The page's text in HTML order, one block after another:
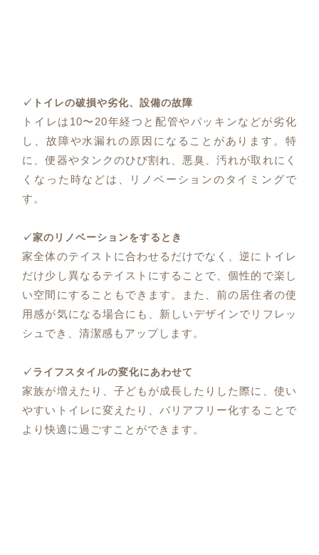
✓トイレの破損や劣化、設備の故障
トイレは10〜20年経つと配管やパッキンなどが劣化
し、故障や水漏れの原因になることがあります。特
に、便器やタンクのひび割れ、悪臭、汚れが取れにく
くなった時などは、リノベーションのタイミングで
す。
✓家のリノベーションをするとき
家全体のテイストに合わせるだけでなく、逆にトイレ
だけ少し異なるテイストにすることで、個性的で楽し
い空間にすることもできます。また、前の居住者の使
用感が気になる場合にも、新しいデザインでリフレッ
シュでき、清潔感もアップします。
✓ライフスタイルの変化にあわせて
家族が増えたり、子どもが成長したりした際に、使い
やすいトイレに変えたり、バリアフリー化することで
より快適に過ごすことができます。